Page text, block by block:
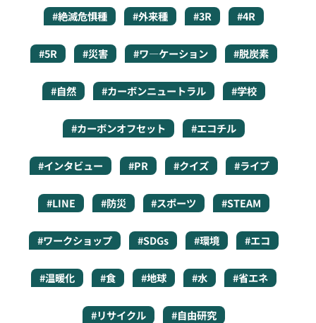
#絶滅危惧種 #外来種 #3R #4R
#5R #災害 #ワ―ケーション #脱炭素
#自然 #カーボンニュートラル #学校
#カーボンオフセット #エコチル
#インタビュー #PR #クイズ #ライブ
#LINE #防災 #スポーツ #STEAM
#ワークショップ #SDGs #環境 #エコ
#温暖化 #食 #地球 #水 #省エネ
#リサイクル #自由研究